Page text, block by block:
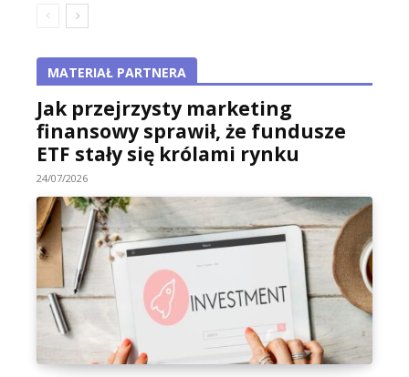
MATERIAŁ PARTNERA
Jak przejrzysty marketing
finansowy sprawił, że fundusze
ETF stały się królami rynku
24/07/2026